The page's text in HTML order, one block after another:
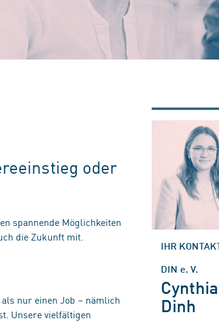
oder
spannende Möglichkeiten
die Zukunft mit.
nur einen Job – nämlich
Unsere vielfältigen
IHR
DIN e. V.
Dinh